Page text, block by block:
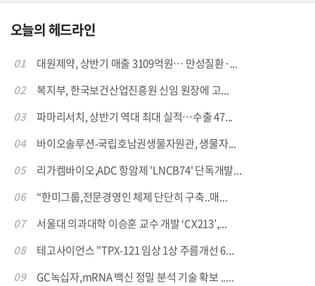
오늘의 헤드라인
01
대원제약, 상반기 매출 3109억원… 만성질환·...
02
복지부, 한국보건산업진흥원 신임 원장에 고...
03
파마리서치, 상반기 역대 최대 실적…수출 47...
04
바이오솔루션-국립호남권생물자원관, 생물자...
05
리가켐바이오,ADC 항암제 'LNCB74' 단독개발...
06
“한미그룹,전문경영인 체제 단단히 구축..매...
07
서울대 의과대학 이승훈 교수 개발 ‘CX213’,...
08
테고사이언스 "TPX-121 임상 1상 주름개선 6...
09
GC녹십자,mRNA 백신 정밀 분석 기술 확보 .....